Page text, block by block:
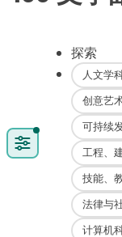
探索
人文学
创意艺
可持续
工程、
技能、
法律与
计算机